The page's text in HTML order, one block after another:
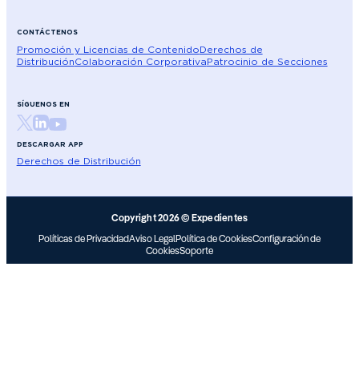
CONTÁCTENOS
Promoción y Licencias de ContenidoDerechos de
DistribuciónColaboración CorporativaPatrocinio de Secciones
SÍGUENOS EN
DESCARGAR APP
Derechos de Distribución
Copyright 2026 © Expedientes
Políticas de PrivacidadAviso LegalPolítica de CookiesConfiguración de
CookiesSoporte